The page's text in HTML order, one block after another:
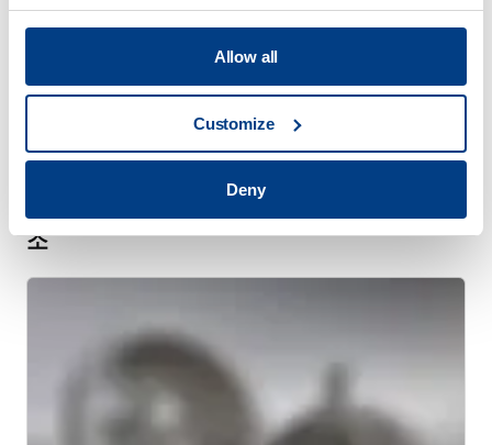
Allow all
Customize
Deny
고압 열처리(HPHT™)를 통한 열처리 왜곡 감
소